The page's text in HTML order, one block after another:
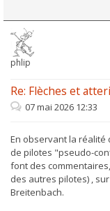
phlip
Re: Flèches et
07 mai 2026 12:33
En observant la
de pilotes "pseudo-
font des
des autres pilotes) ,
Breitenbach.